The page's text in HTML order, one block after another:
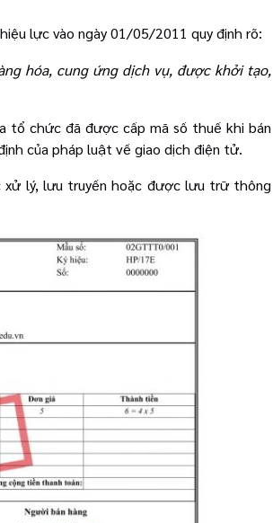
lực vào ngày 01/05/2011 quy định rõ:
hóa, cung ứng dịch vụ, được khởi tạo,
chức đã được cấp mã số thuế khi bán
của pháp luật về giao dịch điện tử.
lý, lưu truyền hoặc được lưu trữ thông